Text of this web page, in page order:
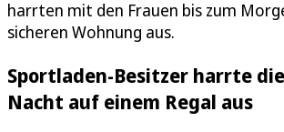
harrten mit den Frauen bis zum
sicheren Wohnung aus.
Sportladen-Besitzer harrte
Nacht auf einem Regal aus